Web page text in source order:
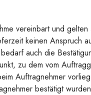
vereinbart und gelten
keinen Anspruch
auch die
zu dem vom
Auftragnehmer
bestätigt